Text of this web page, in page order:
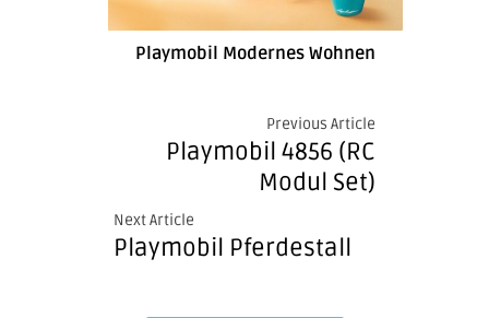
Playmobil Modernes Wohnen
Previous Article
Playmobil 4856 (RC
Modul Set)
Next Article
Playmobil Pferdestall